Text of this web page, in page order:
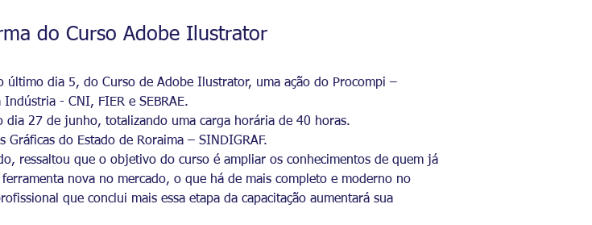
do Curso Adobe Ilustrator
último dia 5, do Curso de Adobe Ilustrator, uma ação do Procompi –
- CNI, FIER e SEBRAE.
dia 27 de junho, totalizando uma carga horária de 40 horas.
do Estado de Roraima – SINDIGRAF.
ressaltou que o objetivo do curso é ampliar os conhecimentos de quem já
nova no mercado, o que há de mais completo e moderno no
que conclui mais essa etapa da capacitação aumentará sua